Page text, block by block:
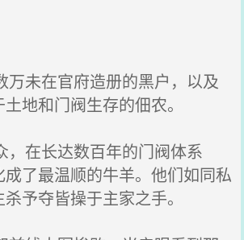
未在官府造册的黑户，以及
地和门阀生存的佃农。
在长达数百年的门阀体系
了最温顺的牛羊。他们如同私
予夺皆操于主家之手。